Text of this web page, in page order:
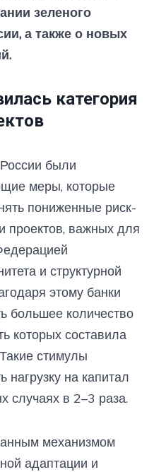
зеленого
а также о новых
категория
были
меры, которые
пониженные риск-
проектов, важных для
и структурной
этому банки
большее количество
которых составила
стимулы
нагрузку на капитал
случаях в 2–3 раза.
механизмом
адаптации и